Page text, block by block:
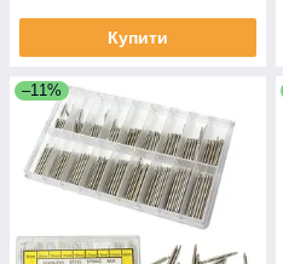
Купити
–11%